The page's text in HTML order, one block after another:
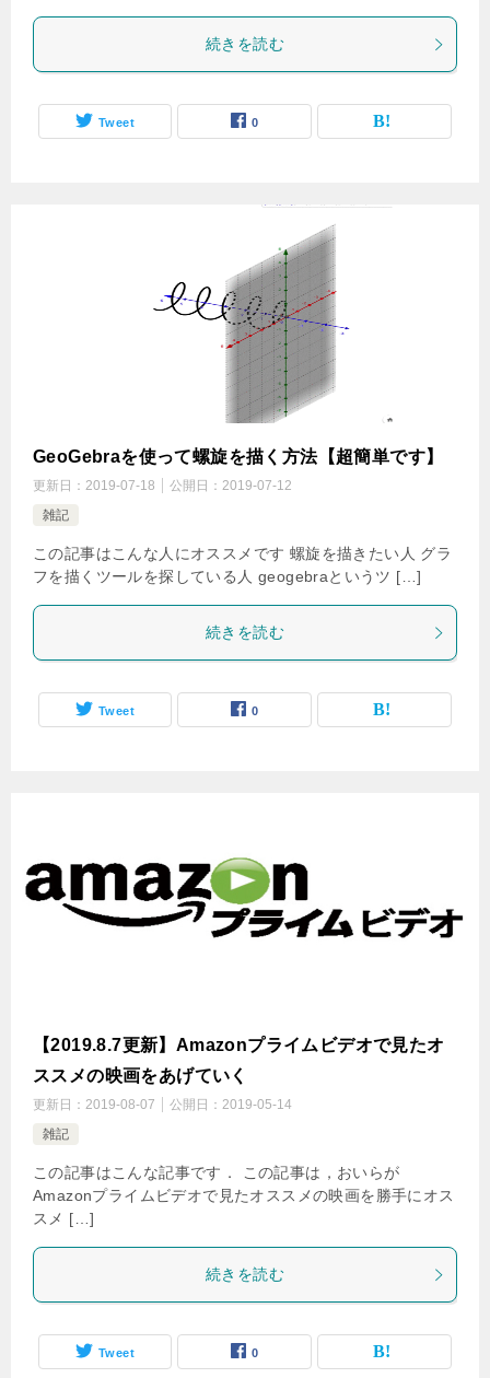
続きを読む
Tweet 0
GeoGebraを使って螺旋を描く方法【超簡単です】
更新日： 2019-07-18 公開日： 2019-07-12
雑記
この記事はこんな人にオススメです 螺旋を描きたい人 グラ
フを描くツールを探している人 geogebraというツ […]
続きを読む
Tweet 0
【2019.8.7更新】Amazonプライムビデオで見たオ
ススメの映画をあげていく
更新日： 2019-08-07 公開日： 2019-05-14
雑記
この記事はこんな記事です． この記事は，おいらが
Amazonプライムビデオで見たオススメの映画を勝手にオス
スメ […]
続きを読む
Tweet 0